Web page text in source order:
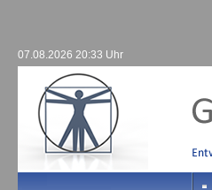
07.08.2026 20:33 Uhr